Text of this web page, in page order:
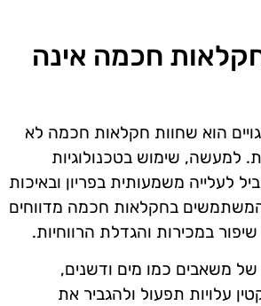
16: חקלאות חכמה אינה
הוא שחוות חקלאות חכמה לא
למעשה, שימוש בטכנולוגיות
לעלייה משמעותית בפריון ובאיכות
בחקלאות חכמה מדווחים
שיפור במכירות והגדלת הרווחיות.
של משאבים כמו מים ודשנים,
עלויות תפעול ולהגביר את